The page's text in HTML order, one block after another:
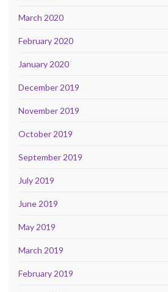
March 2020
February 2020
January 2020
December 2019
November 2019
October 2019
September 2019
July 2019
June 2019
May 2019
March 2019
February 2019